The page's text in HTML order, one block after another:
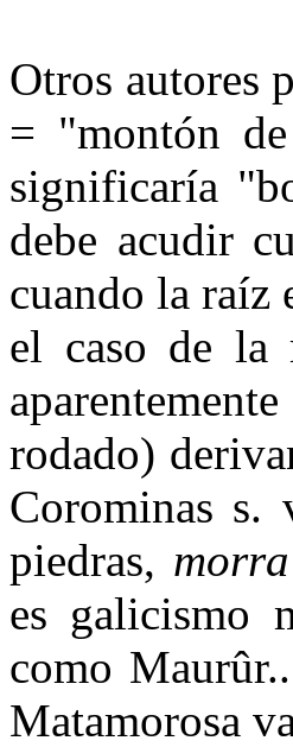
Otros autores
= "montón
significaría
debe acudir
cuando la raíz
el caso de la
rodado)
Corominas
piedras, morra
es galicismo
como
Matamorosa